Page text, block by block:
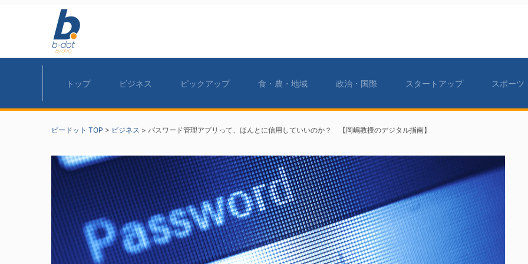
トップ ビジネス ピックアップ 食・農・地域 政治・国際 スタートアップ スポーツ
ビードット TOP > ビジネス > パスワード管理アプリって、ほんとに信用していいのか？ 【岡嶋教授のデジタル指南】